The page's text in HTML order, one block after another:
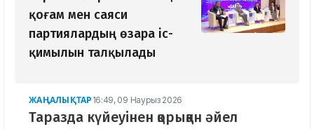
қоғам мен саяси
партиялардың өзара іс-
қимылын талқылады
ЖАҢАЛЫҚТАР 16:49, 09 Наурыз 2026
Таразда күйеуінен қорыққан әйел